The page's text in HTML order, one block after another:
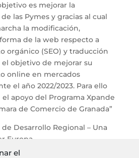
el
es mejorar la
las Pymes y gracias al cual
la modificación,
de la web respecto a
orgánico (SEO) y traducción
objetivo de mejorar su
online en mercados
el año 2022/2023. Para ello
apoyo del Programa Xpande
de Comercio de Granada”
Desarrollo Regional – Una
Europa